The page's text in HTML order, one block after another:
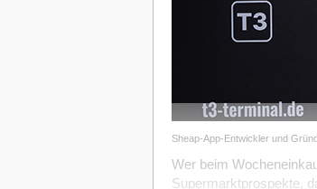
Sheap-App-Entwickler und
Wer beim
Supermarktprospekte,